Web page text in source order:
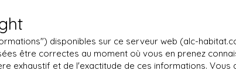
disponibles sur ce serveur web (alc-
être correctes au moment où vous en prenez
exhaustif et de l'exactitude de ces informations. Vous